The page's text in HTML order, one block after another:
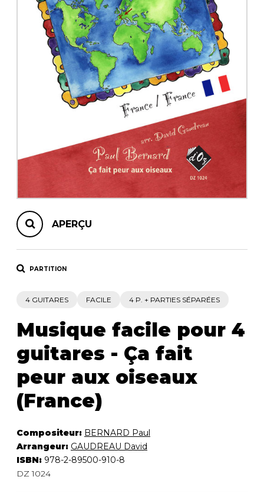
AUTRES PRODUITS
APERÇU
PARTITION
4 GUITARES FACILE 4 P. + PARTIES SÉPARÉES
Musique facile pour 4
guitares - Ça fait
peur aux oiseaux
(France)
Compositeur: BERNARD Paul
Arrangeur: GAUDREAU David
ISBN: 978-2-89500-910-8
DZ 1024